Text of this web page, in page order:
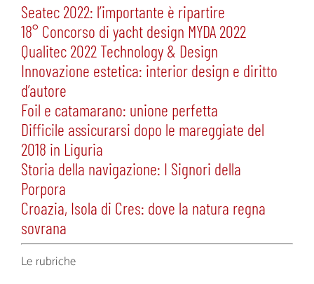
Seatec 2022: l’importante è ripartire
18° Concorso di yacht design MYDA 2022
Qualitec 2022 Technology & Design
Innovazione estetica: interior design e diritto
d’autore
Foil e catamarano: unione perfetta
Difficile assicurarsi dopo le mareggiate del
2018 in Liguria
Storia della navigazione: I Signori della
Porpora
Croazia, Isola di Cres: dove la natura regna
sovrana
Le rubriche